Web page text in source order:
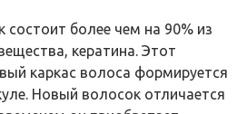
более чем на 90% из
кератина. Этот
каркас волоса формируется
Новый волосок отличается